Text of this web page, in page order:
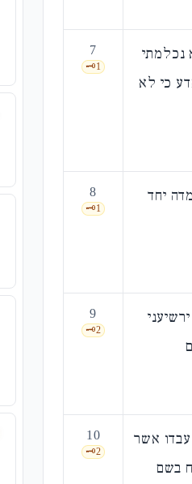
7
🗝️1
נכלמתי
כי לא
8
🗝️1
יחד
9
🗝️2
10
🗝️2
אשר
בשם